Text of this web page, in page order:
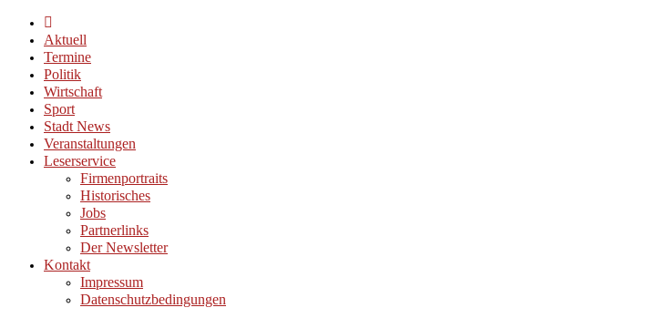
Aktuell
Termine
Politik
Wirtschaft
Sport
Stadt News
Veranstaltungen
Leserservice
Firmenportraits
Historisches
Jobs
Partnerlinks
Der Newsletter
Kontakt
Impressum
Datenschutzbedingungen